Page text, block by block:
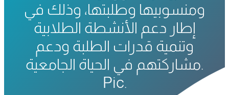
ومنسوبيها وطلبتها، وذلك في
إطار دعم الأنشطة الطلابية
وتنمية قدرات الطلبة ودعم
مشاركتهم في الحياة الجامعية.
Pic.